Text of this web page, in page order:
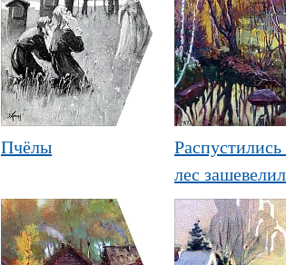
Пчёлы
лес